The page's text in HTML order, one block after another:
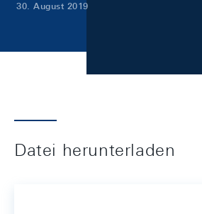
30. August 2019
Datei herunterladen